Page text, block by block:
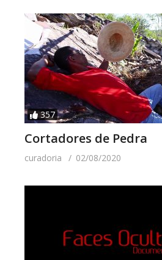
357
Cortadores de Pedra
curadoria 02/08/2020